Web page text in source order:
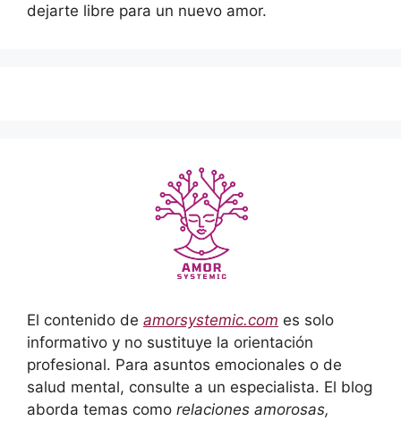
dejarte libre para un nuevo amor.
El contenido de amorsystemic.com es solo
informativo y no sustituye la orientación
profesional. Para asuntos emocionales o de
salud mental, consulte a un especialista. El blog
aborda temas como relaciones amorosas,